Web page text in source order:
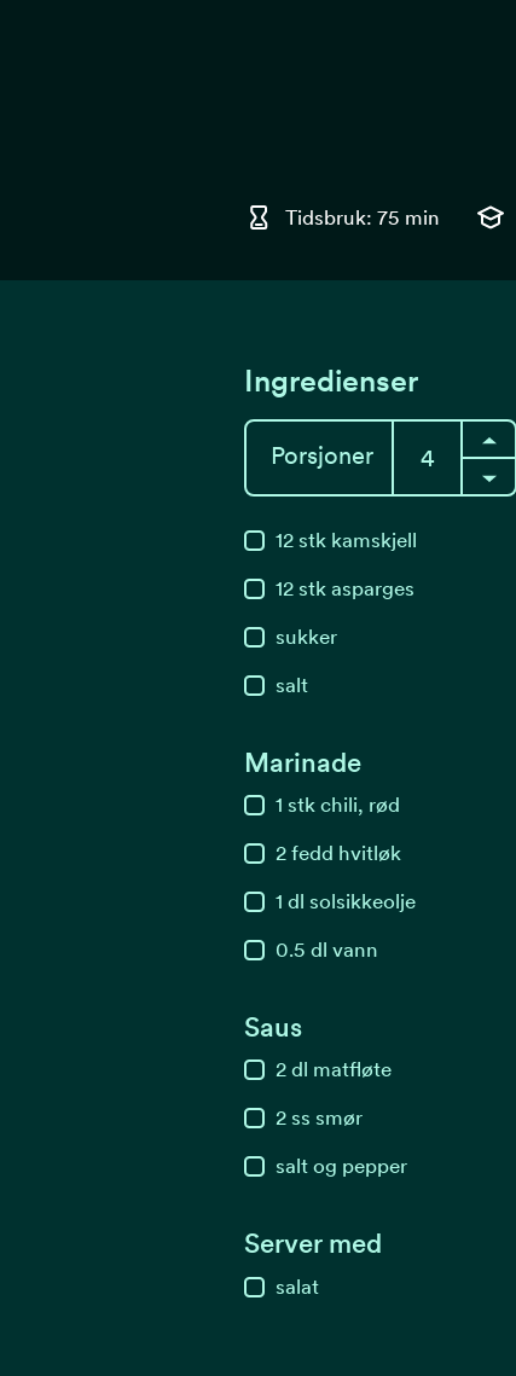
Tidsbruk: 75 min
Ingredienser
Porsjoner
12 stk kamskjell
12 stk asparges
sukker
salt
Marinade
1 stk chili, rød
2 fedd hvitløk
1 dl solsikkeolje
0.5 dl vann
Saus
2 dl matfløte
2 ss smør
salt og pepper
Server med
salat